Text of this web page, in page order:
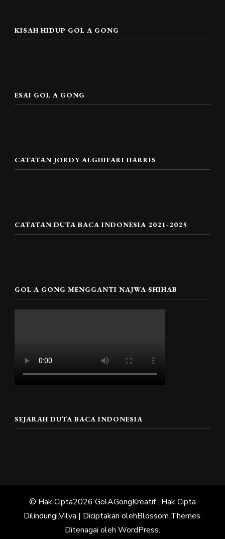
KISAH HIDUP GOL A GONG
ESAI GOL A GONG
CATATAN JORDY ALGHIFARI HARRIS
CATATAN DUTA BACA INDONESIA 2021-2025
GOL A GONG MENGGANTI NAJWA SHIHAB
SEJARAH DUTA BACA INDONESIA
© Hak Cipta2026 GolAGongKreatif. Hak Cipta
Dilindungi.Vilva | Diciptakan olehBlossom Themes.
Ditenagai oleh WordPress.